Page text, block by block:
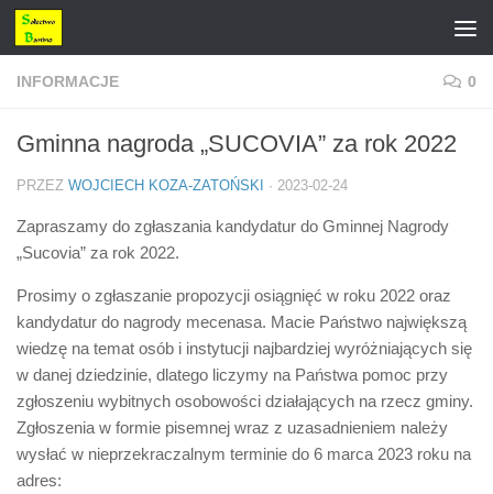
Przejdź do treści
INFORMACJE 0
Gminna nagroda „SUCOVIA” za rok 2022
PRZEZ WOJCIECH KOZA-ZATOŃSKI · 2023-02-24
Zapraszamy do zgłaszania kandydatur do Gminnej Nagrody
„Sucovia” za rok 2022.
Prosimy o zgłaszanie propozycji osiągnięć w roku 2022 oraz
kandydatur do nagrody mecenasa. Macie Państwo największą
wiedzę na temat osób i instytucji najbardziej wyróżniających się
w danej dziedzinie, dlatego liczymy na Państwa pomoc przy
zgłoszeniu wybitnych osobowości działających na rzecz gminy.
Zgłoszenia w formie pisemnej wraz z uzasadnieniem należy
wysłać w nieprzekraczalnym terminie do 6 marca 2023 roku na
adres: